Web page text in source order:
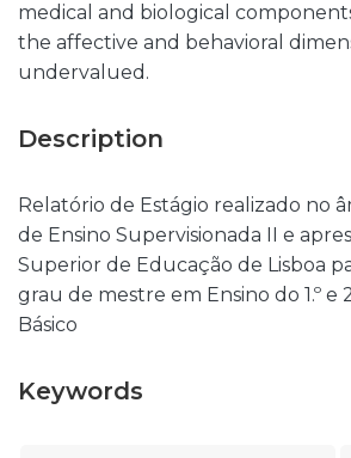
medical and biological
the affective and behavioral
undervalued.
Description
Relatório de Estágio realizado no
de Ensino Supervisionada II e
Superior de Educação de Lisboa
grau de mestre em Ensino do 1.º e
Básico
Keywords